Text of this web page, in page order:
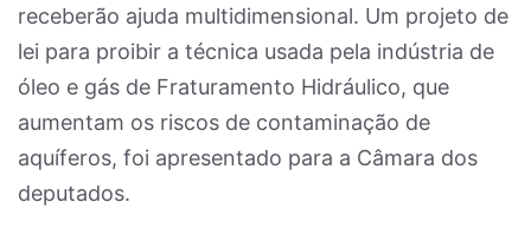
receberão ajuda multidimensional. Um projeto de
lei para proibir a técnica usada pela indústria de
óleo e gás de Fraturamento Hidráulico, que
aumentam os riscos de contaminação de
aquíferos, foi apresentado para a Câmara dos
deputados.